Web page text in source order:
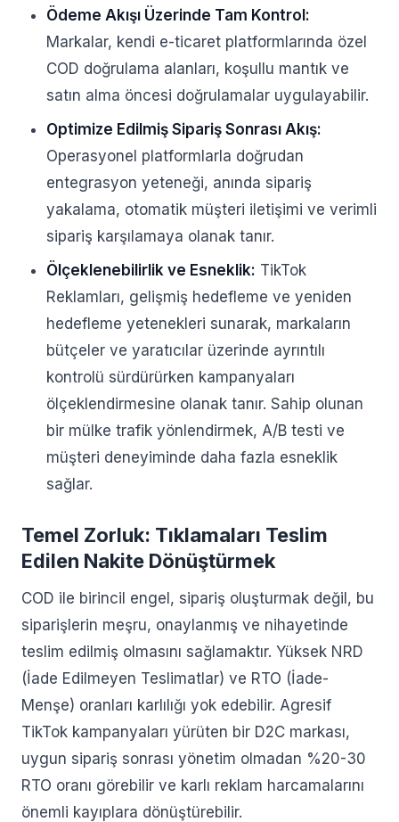
Ödeme Akışı Üzerinde Tam Kontrol:
Markalar, kendi e-ticaret platformlarında özel
COD doğrulama alanları, koşullu mantık ve
satın alma öncesi doğrulamalar uygulayabilir.
Optimize Edilmiş Sipariş Sonrası Akış:
Operasyonel platformlarla doğrudan
entegrasyon yeteneği, anında sipariş
yakalama, otomatik müşteri iletişimi ve verimli
sipariş karşılamaya olanak tanır.
Ölçeklenebilirlik ve Esneklik: TikTok
Reklamları, gelişmiş hedefleme ve yeniden
hedefleme yetenekleri sunarak, markaların
bütçeler ve yaratıcılar üzerinde ayrıntılı
kontrolü sürdürürken kampanyaları
ölçeklendirmesine olanak tanır. Sahip olunan
bir mülke trafik yönlendirmek, A/B testi ve
müşteri deneyiminde daha fazla esneklik
sağlar.
Temel Zorluk: Tıklamaları Teslim
Edilen Nakite Dönüştürmek
COD ile birincil engel, sipariş oluşturmak değil, bu
siparişlerin meşru, onaylanmış ve nihayetinde
teslim edilmiş olmasını sağlamaktır. Yüksek NRD
(İade Edilmeyen Teslimatlar) ve RTO (İade-
Menşe) oranları karlılığı yok edebilir. Agresif
TikTok kampanyaları yürüten bir D2C markası,
uygun sipariş sonrası yönetim olmadan %20-30
RTO oranı görebilir ve karlı reklam harcamalarını
önemli kayıplara dönüştürebilir.